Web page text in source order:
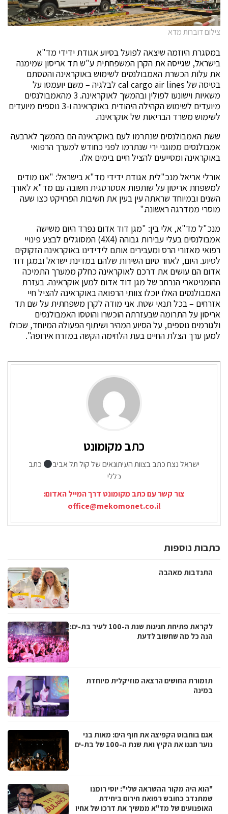
צילום דוברות מדא
במסגרת היוזמה שיצאה לפועל בסיוע אגודת ידידי מד"א
בישראל, שגייסה את הקרן המשפחתית ע"ש תד אריסון שמימנה
את עלות הכשרת האמבולנסים לשימוש באוקראינה והטסתם
בטיסה של cal cargo air lines לבלגיה – משם יועמסו על
משאיות וישונעו לפולין ובהמשך לאוקראינה. 3 מהאמבולנסים
מיועדים לשימוש הקהילה היהודית באוקראינה ו-3 נוספים מיועדים
לשימוש משרד הבריאות של אוקראינה.
ששת האמבולנסים שנתרמו לעם באוקראינה הם בהמשך לארבעה
אמבולנסים ממוגני ירי שנתרמו לפני כחודש למערך הרפואי
באוקראינה ומסייעים להציל חיים בימים אלו.
אורלי אריאל מנכ"לית אגודת ידידי מד"א בישראל: "אנו מודים
למשפחת אריסון על שותפות אסטרטגית חשובה עם מד"א לאורך
השנים ובמיוחד שראתה עין בעין את חשיבות הפרויקט כצו שעה
מוסרי ממדרגה ראשונה."
מנכ"ל מד"א, אלי בין: "מגן דוד אדום נפרד היום משישה
אמבולנסים בעלי עבירות גבוהה (4X4) המסוגלים לבצע פינויי
רפואי מאזורי הרס ומעבירים אותם לידידינו באוקראינה הזקוקים
לסיוע. היום, לאחר סיום השירות שלהם במדינת ישראל ובמגן דוד
אדום הם עושים את דרכם לאוקראינה כחלק ממערך התמיכה
ההומניטארי הנרחב של מגן דוד אדום למען אוקראינה. בעזרת
האמבולנסים האלו יוכלו צוותי הרפואה באוקראינה להציל חיי
אזרחים – בכל תנאי שטח. אני מודה לקרן משפחתית על שם תד
אריסון על התרומה שבעזרתה הוכשרו והוטסו האמבולנסים
ולגורמים נוספים, על הסיוע המהיר ושיתוף הפעולה המיוחד, שכולו
למען ערך הצלת החיים בעת הלחימה הקשה במזרח אירופה".
כתב מקומונט
ישראל נצח כתב בצוות העיתונאים של קול תל אביב
כתב
כללי
צור קשר עם כתב מקומונט דרך המייל האדום:
office@mekomonet.co.il
כתבות נוספות
התנדבות מאהבה
לקראת פתיחת חגיגות שנת ה-100 לעיר בת-ים:
הנה כל מה שחשוב לדעת
תזמורת החושים הרצאה מוזיקלית מיוחדת
במינה
אגם בוחבוט הקפיצה את חוף הים: מאות בני
נוער חגגו את הקיץ ואת שנת ה-100 של בת-ים
"הוא היה מקור ההשראה שלי": יוסי רומנו
שמתנדב כחובש רפואת חירום ביחידת
האופנועים של מד"א ממשיך את דרכו של אחיו